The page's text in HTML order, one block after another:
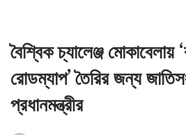
বৈশ্বিক চ্যালেঞ্জ মোকাবেলায়
রোডম্যাপ’ তৈরির জন্য
প্রধানমন্ত্রীর